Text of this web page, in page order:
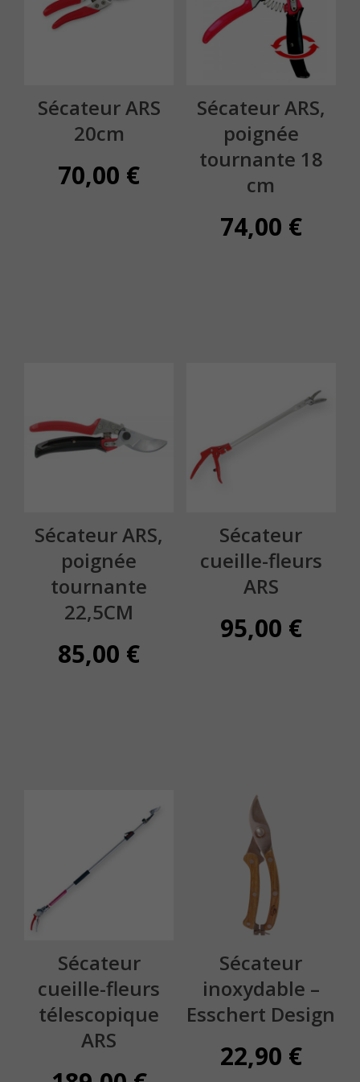
Sécateur ARS
20cm
70,00 €
Sécateur ARS,
poignée
tournante 18
cm
74,00 €
Sécateur ARS,
poignée
tournante
22,5CM
85,00 €
Sécateur
cueille-fleurs
ARS
95,00 €
Sécateur
cueille-fleurs
télescopique
ARS
Sécateur
inoxydable –
Esschert Design
22,90 €